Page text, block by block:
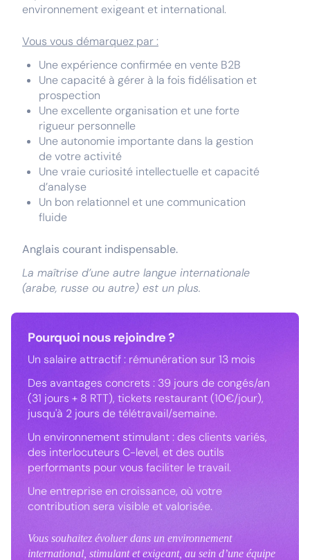
environnement exigeant et international.
Vous vous démarquez par :
Une expérience confirmée en vente B2B
Une capacité à gérer à la fois fidélisation et
prospection
Une excellente organisation et une forte
rigueur personnelle
Une autonomie importante dans la gestion
de votre activité
Une vraie curiosité intellectuelle et capacité
d’analyse
Un bon relationnel et une communication
fluide
Anglais courant indispensable.
La maîtrise d’une autre langue internationale
(arabe, russe ou autre) est un plus.
Pourquoi nous rejoindre ?
Un salaire attractif : rémunération sur 13 mois
Des avantages concrets : 39 jours de congés/an
(31 jours + 8 RTT), tickets restaurant (10€/jour),
jusqu'à 2 jours de télétravail/semaine.
Un environnement stimulant : des clients variés,
des interlocuteurs C-level, et des outils
performants pour vous faciliter le travail.
Une entreprise en croissance, où votre
contribution sera visible et valorisée.
Vous souhaitez évoluer dans un environnement
international, stimulant et exigeant, au sein d’une équipe